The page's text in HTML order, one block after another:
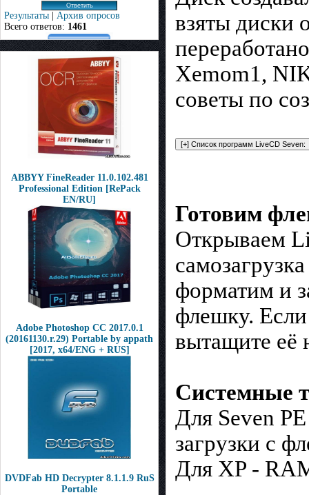
Результаты | Архив опросов
Всего ответов: 1461
ABBYY FineReader 11.0.102.481
Professional Edition [RePack
EN/RU]
Adobe Photoshop CC 2017.0.1
(20161130.r.29) Portable by appath
[2017, x64/ENG + RUS]
DVDFab HD Decrypter 8.1.1.9 RuS
Portable
взяты диски
Xemom1,
советы по
Готовим
Открываем
форматим и
флешку.
вытащите её
Системные
Для Seven
загрузки с
Для XP -